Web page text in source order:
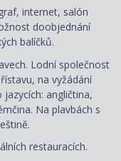
internet, salón
doobjednání
balíčků.
Lodní společnost
na vyžádání
angličtina,
Na plavbách s
restauracích.